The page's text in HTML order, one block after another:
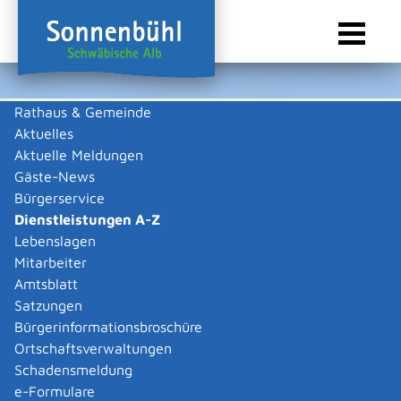
Rathaus & Gemeinde
Aktuelles
Aktuelle Meldungen
Gäste-News
Bürgerservice
Dienstleistungen A-Z
Lebenslagen
Mitarbeiter
Amtsblatt
Satzungen
Bürgerinformationsbroschüre
Ortschaftsverwaltungen
Schadensmeldung
e-Formulare
Sie sind hier:
Dienstleistungen A-Z
Dienstleistungen A-Z
Leistungen
A B C D
Wählerverzeichnis
(Kommunalwahl) –
Eintragung bei Umzug
beantragen